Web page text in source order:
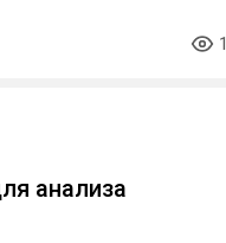
анализа